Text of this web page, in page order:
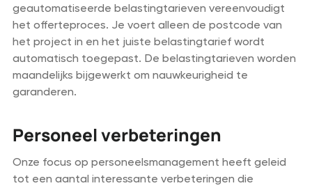
geautomatiseerde belastingtarieven vereenvoudigt
het offerteproces. Je voert alleen de postcode van
het project in en het juiste belastingtarief wordt
automatisch toegepast. De belastingtarieven worden
maandelijks bijgewerkt om nauwkeurigheid te
garanderen.
Personeel verbeteringen
Onze focus op personeelsmanagement heeft geleid
tot een aantal interessante verbeteringen die